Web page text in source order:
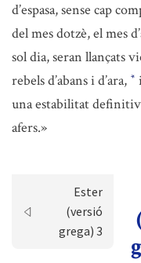
d’espasa, sense cap
del mes dotzè, el mes
sol dia, seran llançats
rebels d’abans i d’ara, *
una estabilitat
afers.»
Ester
(versió
grega) 3